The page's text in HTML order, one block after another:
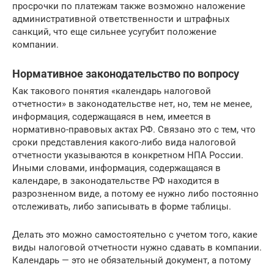
просрочки по платежам также возможно наложение
административной ответственности и штрафных
санкций, что еще сильнее усугубит положение
компании.
Нормативное законодательство по вопросу
Как такового понятия «календарь налоговой
отчетности» в законодательстве нет, но, тем не менее,
информация, содержащаяся в нем, имеется в
нормативно-правовых актах РФ. Связано это с тем, что
сроки представления какого-либо вида налоговой
отчетности указываются в конкретном НПА России.
Иными словами, информация, содержащаяся в
календаре, в законодательстве РФ находится в
разрозненном виде, а потому ее нужно либо постоянно
отслеживать, либо записывать в форме таблицы.
Делать это можно самостоятельно с учетом того, какие
виды налоговой отчетности нужно сдавать в компании.
Календарь — это не обязательный документ, а потому